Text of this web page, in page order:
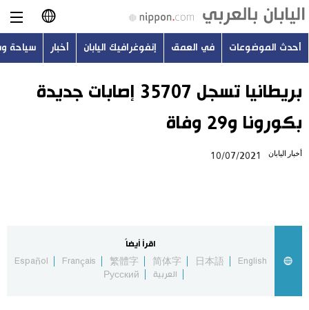
日本語
English
Русский
أحدث الموضوعات
أحدث الموضوعات في العمق إنفوغرافيك اليابان أخبار سياحة
بريطانيا تسجل 35707 إصابات جديدة
بكورونا و29 وفاة
أخبار اليابان 10/07/2021
اقرأ أيضاً
English
日本語
简体字
繁體字
Français
Español
العربية
Русский